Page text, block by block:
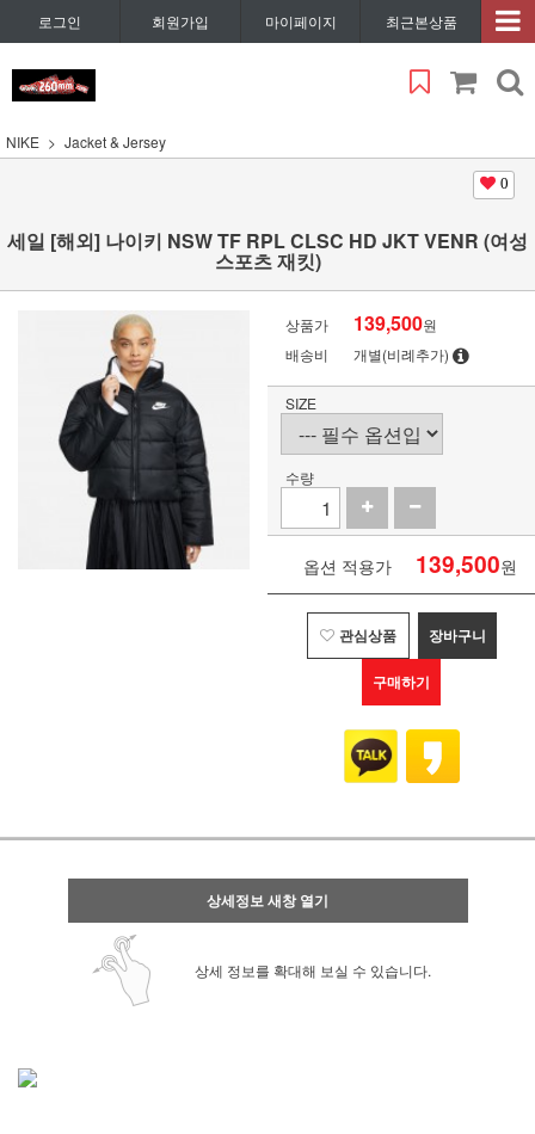
로그인 회원가입 마이페이지 최근본상품
NIKE Jacket & Jersey
0
세일 [해외] 나이키 NSW TF RPL CLSC HD JKT VENR (여성
스포츠 재킷)
상품가 139,500원
배송비
개별(비례추가)
SIZE
수량
옵션 적용가 139,500원
관심상품 장바구니
구매하기
상세정보 새창 열기
상세 정보를 확대해 보실 수 있습니다.